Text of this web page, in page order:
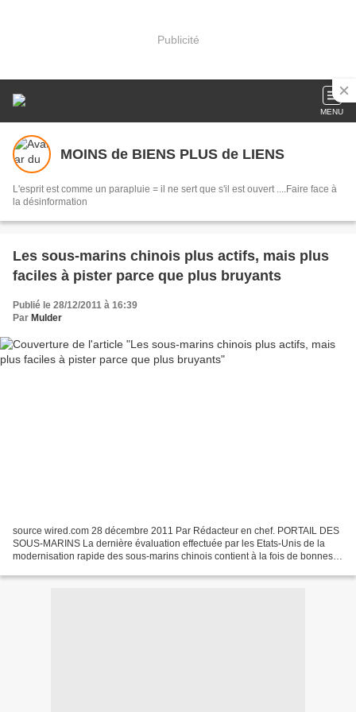
Publicité
MENU
MOINS de BIENS PLUS de LIENS
L'esprit est comme un parapluie = il ne sert que s'il est ouvert ....Faire face à
la désinformation
Les sous-marins chinois plus actifs, mais plus
faciles à pister parce que plus bruyants
Publié le 28/12/2011 à 16:39
Par Mulder
source wired.com 28 décembre 2011 Par Rédacteur en chef. PORTAIL DES
SOUS-MARINS La dernière évaluation effectuée par les Etats-Unis de la
modernisation rapide des sous-marins chinois contient à la fois de bonnes et